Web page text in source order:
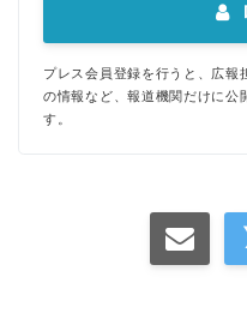
プレス会員登録を行うと、広報
の情報など、報道機関だけに公
す。